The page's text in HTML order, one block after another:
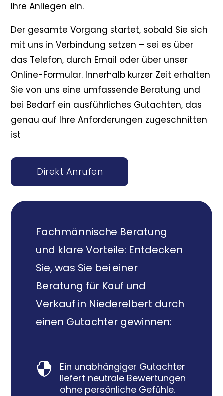
Ihre Anliegen ein.
Der gesamte Vorgang startet, sobald Sie sich
mit uns in Verbindung setzen – sei es über
das Telefon, durch Email oder über unser
Online-Formular. Innerhalb kurzer Zeit erhalten
Sie von uns eine umfassende Beratung und
bei Bedarf ein ausführliches Gutachten, das
genau auf Ihre Anforderungen zugeschnitten
ist
Direkt Anrufen
Fachmännische Beratung
und klare Vorteile: Entdecken
Sie, was Sie bei einer
Beratung für Kauf und
Verkauf in Niederelbert durch
einen Gutachter gewinnen:

Ein unabhängiger Gutachter
liefert neutrale Bewertungen
ohne persönliche Gefühle.